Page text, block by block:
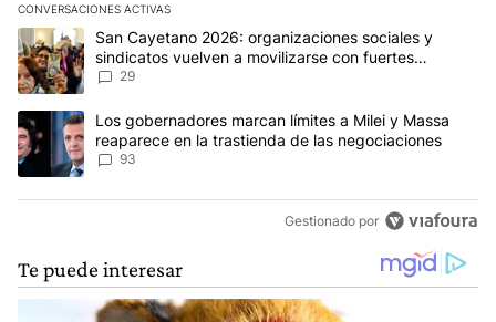
CONVERSACIONES ACTIVAS
Este listado muestra los artículos con más comentarios en los
Un artículo de tendencia con el título "San Cayetano 2026:
San Cayetano 2026: organizaciones sociales y
sindicatos vuelven a movilizarse con fuertes
reclamos al Gobierno
29
Un artículo de tendencia con el título "Los gobernadores
Los gobernadores marcan límites a Milei y Massa
reaparece en la trastienda de las negociaciones
93
Gestionado por